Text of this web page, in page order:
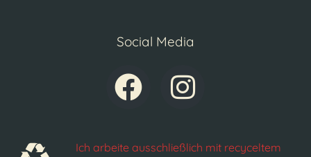
Social Media
Ich arbeite ausschließlich mit recyceltem